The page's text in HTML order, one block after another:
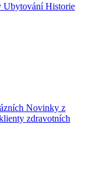
UbytováníHistorie
Novinky z
zdravotních